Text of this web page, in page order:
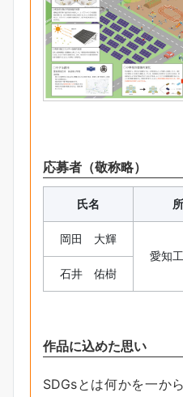
応募者（敬称略）
氏名
岡田 大輝
愛知
石井 佑樹
作品に込めた思い
SDGsとは何かを一か